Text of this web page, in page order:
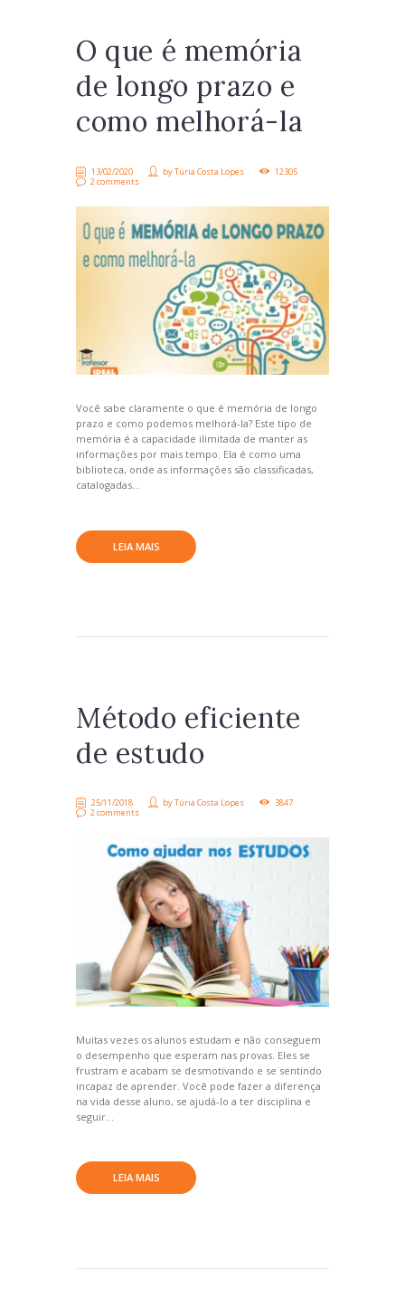
O que é memória
de longo prazo e
como melhorá-la
13/02/2020 byTúria Costa Lopes
12305
2 comments
Você sabe claramente o que é memória de longo
prazo e como podemos melhorá-la? Este tipo de
memória é a capacidade ilimitada de manter as
informações por mais tempo. Ela é como uma
biblioteca, onde as informações são classificadas,
catalogadas...
LEIA MAIS
Método eficiente
de estudo
25/11/2018 byTúria Costa Lopes
3847
2 comments
Muitas vezes os alunos estudam e não conseguem
o desempenho que esperam nas provas. Eles se
frustram e acabam se desmotivando e se sentindo
incapaz de aprender. Você pode fazer a diferença
na vida desse aluno, se ajudá-lo a ter disciplina e
seguir...
LEIA MAIS